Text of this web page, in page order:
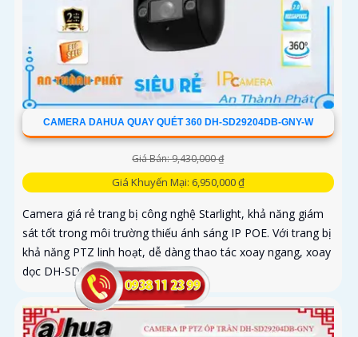
CAMERA DAHUA QUAY QUÉT 360 DH-SD29204DB-GNY-W
Giá Bán: 9,430,000 ₫
Giá Khuyến Mại: 6,950,000 ₫
Camera giá rẻ trang bị công nghệ Starlight, khả năng giám
sát tốt trong môi trường thiếu ánh sáng IP POE. Với trang bị
khả năng PTZ linh hoạt, dễ dàng thao tác xoay ngang, xoay
dọc DH-SD29204DB-GNY-W